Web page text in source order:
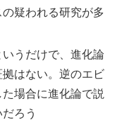
疑われる研究が多
うだけで、進化論
はない。逆のエビ
場合に進化論で説
ろう